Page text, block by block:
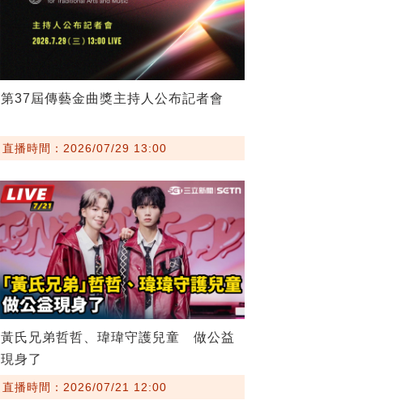
第37屆傳藝金曲獎主持人公布記者會
直播時間：2026/07/29 13:00
黃氏兄弟哲哲、瑋瑋守護兒童 做公益
現身了
直播時間：2026/07/21 12:00